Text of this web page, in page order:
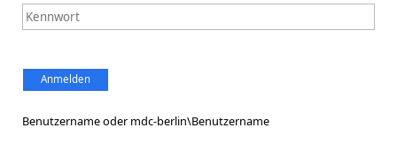
Anmelden
Benutzername oder mdc-berlin\Benutzername